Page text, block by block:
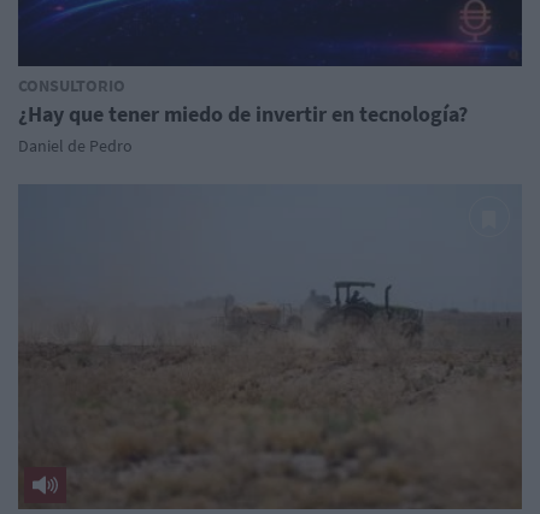
CONSULTORIO
¿Hay que tener miedo de invertir en tecnología?
Daniel de Pedro